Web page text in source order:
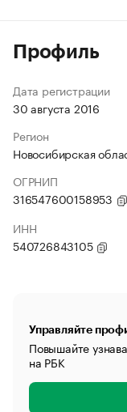
Профиль
Дата регистрации
30 августа 2016
Регион
Новосибирская
ОГРНИП
316547600158953
ИНН
540726843105
Управляйте
Повышайте
на РБК